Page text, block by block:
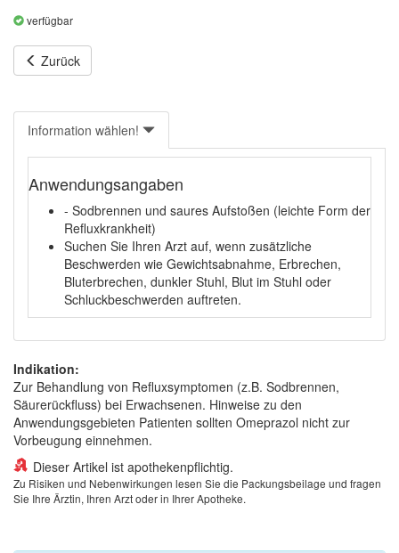
verfügbar
Zurück
Information wählen!
Anwendungsangaben
- Sodbrennen und saures Aufstoßen (leichte Form der
Refluxkrankheit)
Suchen Sie Ihren Arzt auf, wenn zusätzliche
Beschwerden wie Gewichtsabnahme, Erbrechen,
Bluterbrechen, dunkler Stuhl, Blut im Stuhl oder
Schluckbeschwerden auftreten.
Indikation:
Zur Behandlung von Refluxsymptomen (z.B. Sodbrennen,
Säurerückfluss) bei Erwachsenen. Hinweise zu den
Anwendungsgebieten Patienten sollten Omeprazol nicht zur
Vorbeugung einnehmen.
Dieser Artikel ist apothekenpflichtig.
Zu Risiken und Nebenwirkungen lesen Sie die Packungsbeilage und fragen
Sie Ihre Ärztin, Ihren Arzt oder in Ihrer Apotheke.